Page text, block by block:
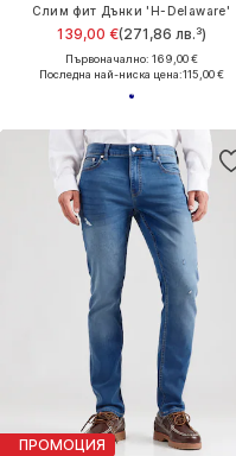
Слим фит Дънки 'H-Delaware'
139,00 €(271,86 лв.³)
Първоначално: 169,00 €
Последна най-ниска цена:115,00 €
ПРОМОЦИЯ